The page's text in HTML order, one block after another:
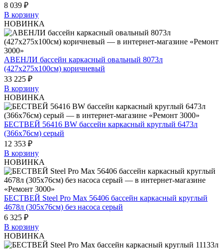
8 039 ₽
В корзину
НОВИНКА
АВЕНЛИ бассейн каркасный овальный 8073л
(427x275х100см) коричневый
33 225 ₽
В корзину
НОВИНКА
БЕСТВЕЙ 56416 BW бассейн каркасный круглый 6473л
(366x76см) серый
12 353 ₽
В корзину
НОВИНКА
БЕСТВЕЙ Steel Pro Max 56406 бассейн каркасный круглый
4678л (305x76см) без насоса серый
6 325 ₽
В корзину
НОВИНКА